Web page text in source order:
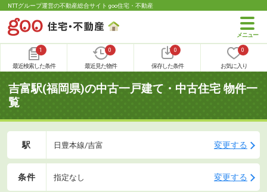
NTTグループ運営の不動産総合サイト goo住宅・不動産
1
最近検索した条件
0
最近見た物件
0
保存した条件
0
お気に入り
吉富駅(福岡県)の中古一戸建て・中古住宅 物件一
覧
駅 日豊本線/吉富 変更する
条件 指定なし 変更する